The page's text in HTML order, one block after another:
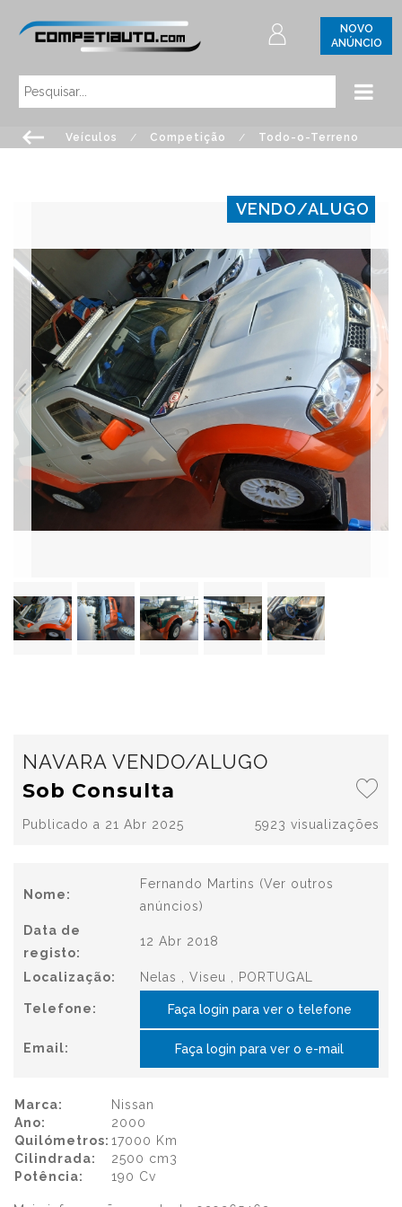
NOVO
ANÚNCIO
Veículos / Competição / Todo-o-Terreno
VENDO/ALUGO
NAVARA VENDO/ALUGO
Sob Consulta
Publicado a 21 Abr 2025 5923 visualizações
Nome:
Fernando Martins (Ver outros
anúncios)
Data de
registo:
12 Abr 2018
Localização: Nelas , Viseu , PORTUGAL
Telefone: Faça login para ver o telefone
Email: Faça login para ver o e-mail
Marca:
Nissan
Ano:
2000
Quilómetros: 17000 Km
Cilindrada:
2500 cm3
Potência:
190 Cv